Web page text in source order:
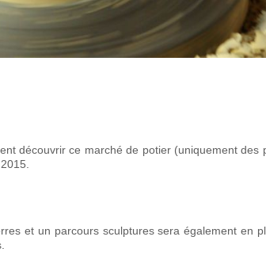
découvrir ce marché de potier (uniquement des
et un parcours sculptures sera également en